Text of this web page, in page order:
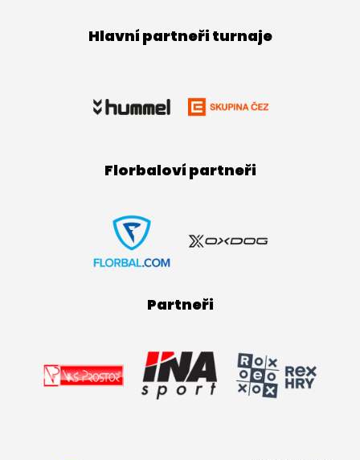
Hlavní partneři turnaje
Florbaloví partneři
Partneři